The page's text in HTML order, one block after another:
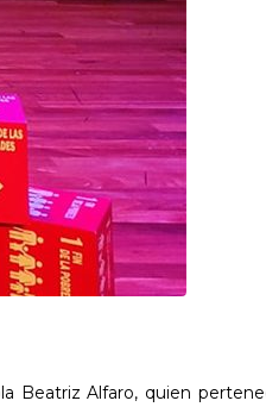
Beatriz Alfaro, quien